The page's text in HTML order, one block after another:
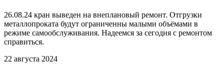
26.08.24 кран выведен на внеплановый ремонт. Отгрузки
металлопроката будут ограниченны малыми объёмами в
режиме самообслуживания. Надеемся за сегодня с ремонтом
справиться.
22 августа 2024